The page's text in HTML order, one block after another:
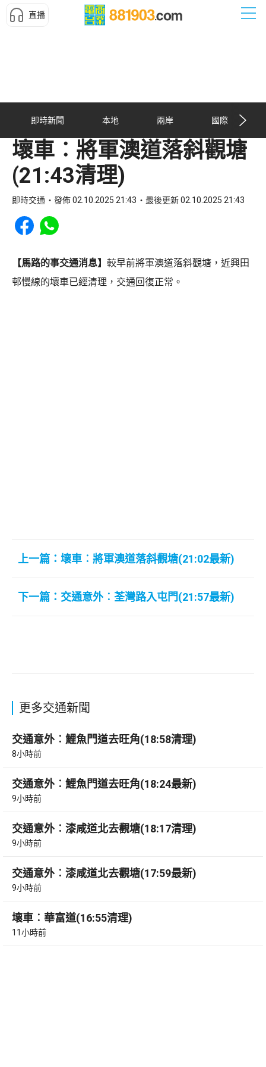
直播
即時新聞 本地 兩岸 國際
壞車︰將軍澳道落斜觀塘
(21:43清理)
即時交通 發佈 02.10.2025 21:43 最後更新 02.10.2025 21:43
Share to Facebook
Share to WhatsApp
【馬路的事交通消息】 較早前將軍澳道落斜觀塘，近興田
邨慢線的壞車已經清理，交通回復正常。
上一篇：壞車︰將軍澳道落斜觀塘(21:02最新)
下一篇：交通意外︰荃灣路入屯門(21:57最新)
更多交通新聞
交通意外︰鯉魚門道去旺角(18:58清理)
8小時前
交通意外︰鯉魚門道去旺角(18:24最新)
9小時前
交通意外︰漆咸道北去觀塘(18:17清理)
9小時前
交通意外︰漆咸道北去觀塘(17:59最新)
9小時前
壞車︰華富道(16:55清理)
11小時前